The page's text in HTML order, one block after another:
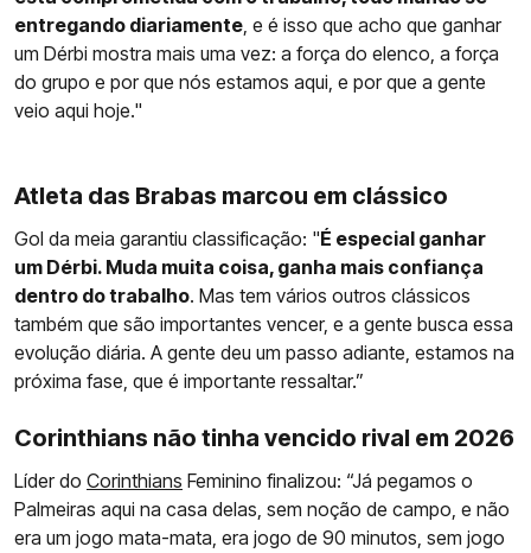
entregando diariamente, e é isso que acho que ganhar
um Dérbi mostra mais uma vez: a força do elenco, a força
do grupo e por que nós estamos aqui, e por que a gente
veio aqui hoje."
Atleta das Brabas marcou em clássico
Gol da meia garantiu classificação: "É especial ganhar
um Dérbi. Muda muita coisa, ganha mais confiança
dentro do trabalho. Mas tem vários outros clássicos
também que são importantes vencer, e a gente busca essa
evolução diária. A gente deu um passo adiante, estamos na
próxima fase, que é importante ressaltar.”
Corinthians não tinha vencido rival em 2026
Líder do Corinthians Feminino finalizou: “Já pegamos o
Palmeiras aqui na casa delas, sem noção de campo, e não
era um jogo mata-mata, era jogo de 90 minutos, sem jogo